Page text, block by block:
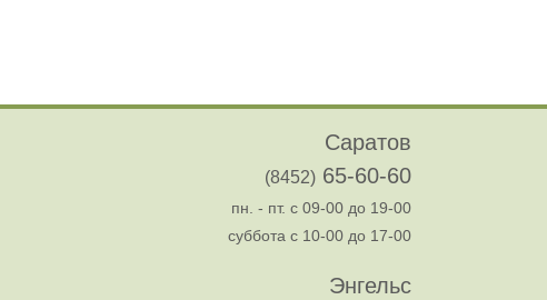
Саратов
(8452) 65-60-60
пн. - пт. с 09-00 до 19-00
суббота с 10-00 до 17-00
Энгельс